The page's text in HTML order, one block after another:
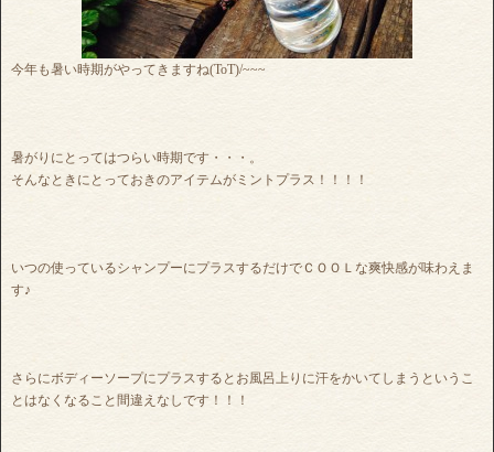
今年も暑い時期がやってきますね(ToT)/~~~
暑がりにとってはつらい時期です・・・。
そんなときにとっておきのアイテムがミントプラス！！！！
いつの使っているシャンプーにプラスするだけでＣＯＯＬな爽快感が味わえま
す♪
さらにボディーソープにプラスするとお風呂上りに汗をかいてしまうというこ
とはなくなること間違えなしです！！！